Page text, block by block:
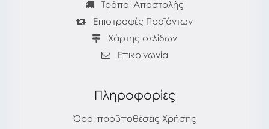
Τρόποι Αποστολής
Επιστροφές Προϊόντων
Χάρτης σελίδων
Επικοινωνία
Πληροφορίες
Όροι προϋποθέσεις Χρήσης